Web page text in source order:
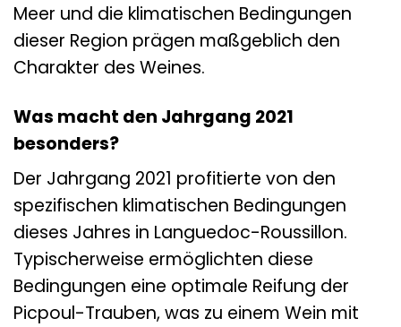
Meer und die klimatischen Bedingungen
dieser Region prägen maßgeblich den
Charakter des Weines.
Was macht den Jahrgang 2021
besonders?
Der Jahrgang 2021 profitierte von den
spezifischen klimatischen Bedingungen
dieses Jahres in Languedoc-Roussillon.
Typischerweise ermöglichten diese
Bedingungen eine optimale Reifung der
Picpoul-Trauben, was zu einem Wein mit